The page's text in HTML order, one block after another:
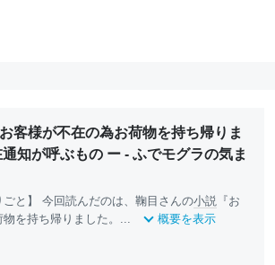
客様が不在の為お荷物を持ち帰りま
知が呼ぶもの ー - ふでモグラの気ま
ごと】 今回読んだのは、鞠目さんの小説 『お
を持ち帰りました。...
概要を表示